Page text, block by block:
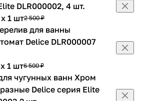
DLR000002, 4 шт.
1 шт2 500 ₽
для ванны
Delice DLR000007
1 шт6 500 ₽
чугунных ванн Хром
Delice серия Elite